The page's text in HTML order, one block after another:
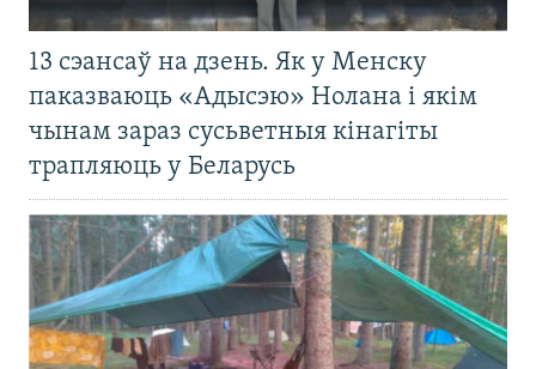
13 сэансаў на дзень. Як у Менску
паказваюць «Адысэю» Нолана і якім
чынам зараз сусьветныя кінагіты
трапляюць у Беларусь